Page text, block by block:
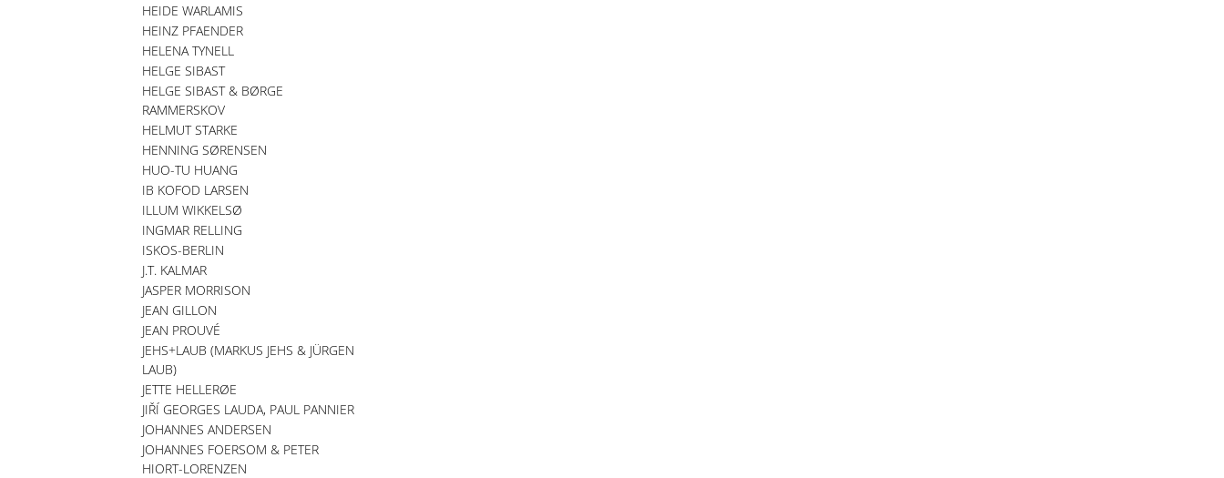
HEIDE WARLAMIS
HEINZ PFAENDER
HELENA TYNELL
HELGE SIBAST
HELGE SIBAST & BØRGE
RAMMERSKOV
HELMUT STARKE
HENNING SØRENSEN
HUO-TU HUANG
IB KOFOD LARSEN
ILLUM WIKKELSØ
INGMAR RELLING
ISKOS-BERLIN
J.T. KALMAR
JASPER MORRISON
JEAN GILLON
JEAN PROUVÉ
JEHS+LAUB (MARKUS JEHS & JÜRGEN
LAUB)
JETTE HELLERØE
JIŘÍ GEORGES LAUDA, PAUL PANNIER
JOHANNES ANDERSEN
JOHANNES FOERSOM & PETER
HIORT-LORENZEN